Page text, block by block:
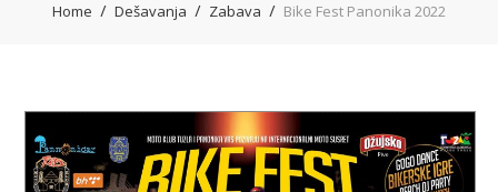
Home Dešavanja Zabava Bike Fest Panonika 2022